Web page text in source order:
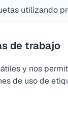
utilizando
de trabajo
y nos
de uso de